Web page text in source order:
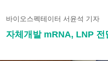
바이오스펙테이터 서윤석 기자
자체개발 mRNA, LNP 전